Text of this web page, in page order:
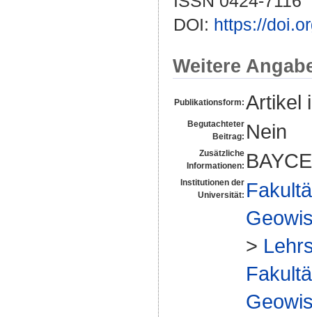
DOI: https://
Weitere
Publikationsform: Artikel
Begutachteter
Beitrag: Nein
Zusätzliche
Informationen:
Institutionen der
Universität:
>